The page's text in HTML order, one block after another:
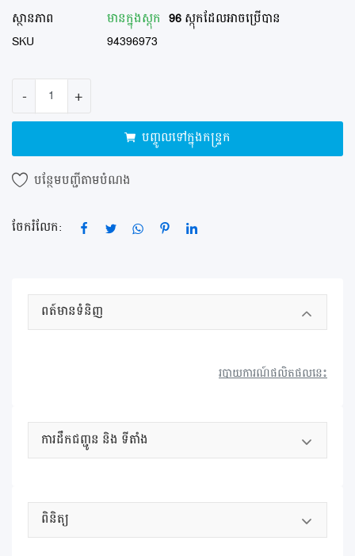
បញ្ចីរក្សាទុក
ប្លុក
ចុះឈ្មោះ
ស្ថានភាព មានក្នុង​ស្តុក 96ស្កុកដែលអាចប្រើបាន
SKU
94396973
- +
បញ្ចូលទៅក្នុងកន្ទ្រក
បន្ថែម​បញ្ជី​តាម​បំណង
ចែករំលែក:
ពត៍មានទំនិញ
របាយការណ៍ផលិតផលនេះ
ការដឹកជញ្ជូន និង ទីតាំង
ពិនិត្យ